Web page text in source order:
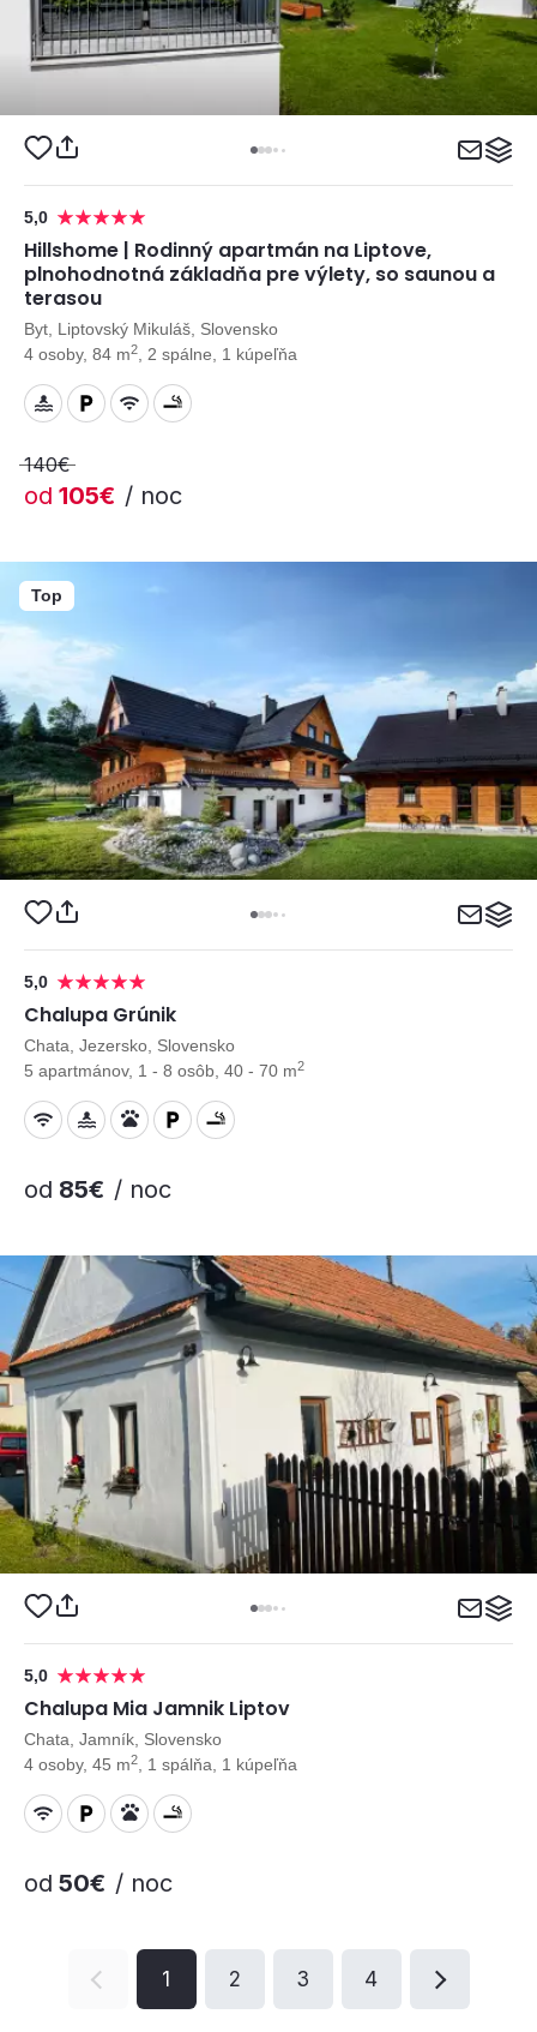
5,0
Hillshome | Rodinný apartmán na Liptove,
plnohodnotná základňa pre výlety, so saunou a
terasou
Byt, Liptovský Mikuláš, Slovensko
4 osoby, 84 m2 , 2 spálne, 1 kúpeľňa
140€
od 105€ / noc
5,0
Chalupa Grúnik
Chata, Jezersko, Slovensko
5 apartmánov, 1 - 8 osôb, 40 - 70 m2
od 85€ / noc
Top
5,0
Chalupa Mia Jamnik Liptov
Chata, Jamník, Slovensko
4 osoby, 45 m2 , 1 spálňa, 1 kúpeľňa
od 50€ / noc
1 2 3 4